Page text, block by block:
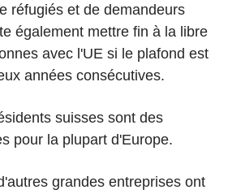
réfugiés et de demandeurs
également mettre fin à la libre
avec l'UE si le plafond est
années consécutives.
suisses sont des
pour la plupart d'Europe.
grandes entreprises ont